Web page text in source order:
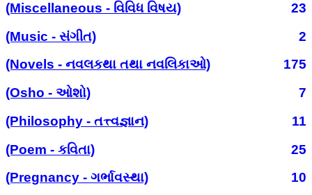
(Miscellaneous - વિવિધ વિષય)
23
(Music - સંગીત)
2
(Novels - નવલકથા તથા નવલિકાઓ)
175
(Osho - ઓશો)
7
(Philosophy - તત્ત્વજ્ઞાન)
11
(Poem - કવિતા)
25
(Pregnancy - ગર્ભાવસ્થા)
10